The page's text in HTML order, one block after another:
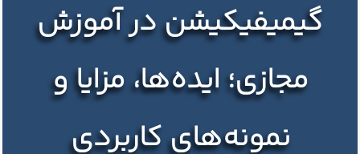
گیمیفیکیشن در آموزش
مجازی؛ ایده‌ها، مزایا و
نمونه‌های کاربردی